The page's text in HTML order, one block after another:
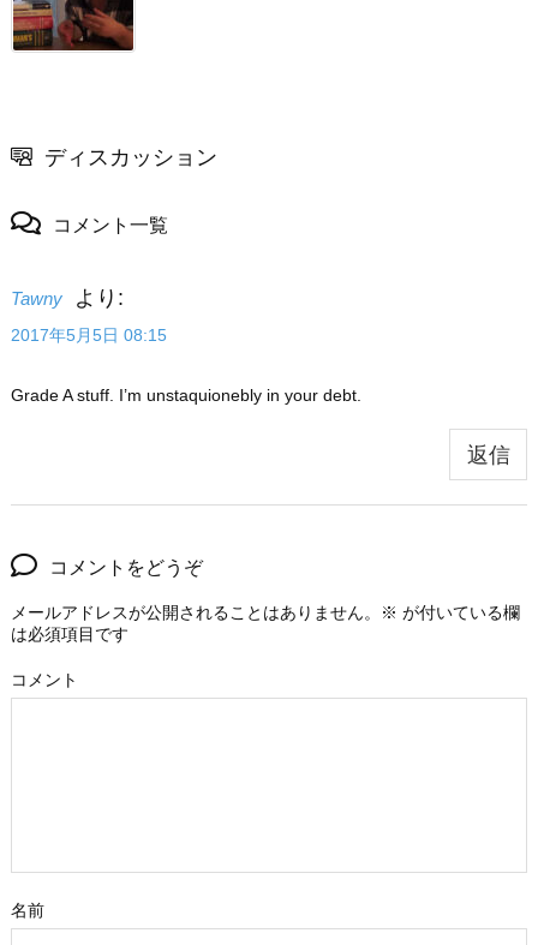
ディスカッション
コメント一覧
Tawny より:
2017年5月5日 08:15
Grade A stuff. I’m unstaquionebly in your debt.
返信
コメントをどうぞ
メールアドレスが公開されることはありません。 ※ が付いている欄
は必須項目です
コメント
名前